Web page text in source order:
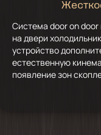
Система door on
на двери
устройство
естественную
появление зон